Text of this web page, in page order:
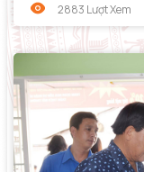
2883 Lượt Xem